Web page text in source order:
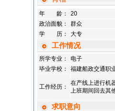
年 龄：
20
政治面貌：
群众
学 历：
大专
工作情况
所学专业：
电子
毕业学校：
福建船政交通职
工作经历：
在产线上进行机
上班期间回去其
求职意向